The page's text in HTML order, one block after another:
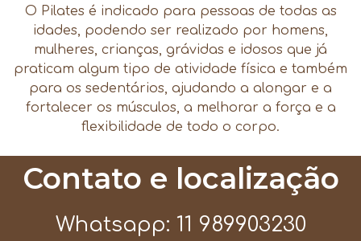
O Pilates é indicado para pessoas de todas as
idades, podendo ser realizado por homens,
mulheres, crianças, grávidas e idosos que já
praticam algum tipo de atividade física e também
para os sedentários, ajudando a alongar e a
fortalecer os músculos, a melhorar a força e a
flexibilidade de todo o corpo.
Contato e localização
Whatsapp: 11 989903230